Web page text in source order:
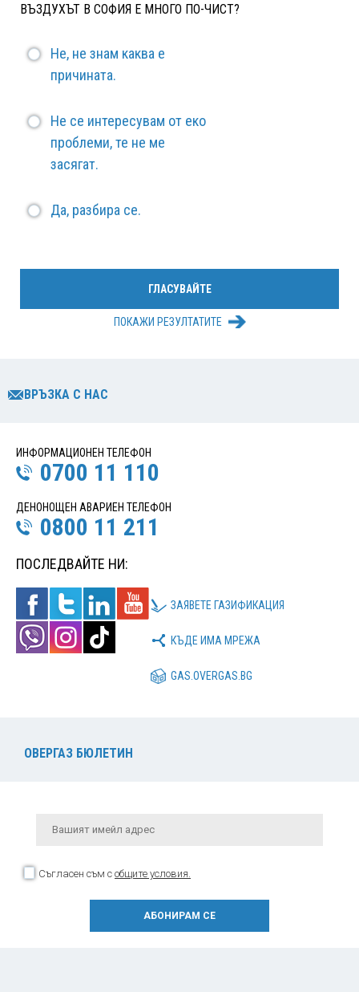
ВЪЗДУХЪТ В СОФИЯ Е МНОГО ПО-ЧИСТ?
Не, не знам каква е
причината.
Не се интересувам от еко
проблеми, те не ме
засягат.
Да, разбира се.
ПОКАЖИ РЕЗУЛТАТИТЕ
ВРЪЗКА С НАС
ИНФОРМАЦИОНЕН ТЕЛЕФОН
0700 11 110
ДЕНОНОЩЕН АВАРИЕН ТЕЛЕФОН
0800 11 211
ПОСЛЕДВАЙТЕ НИ:
ЗАЯВЕТЕ ГАЗИФИКАЦИЯ
КЪДЕ ИМА МРЕЖА
GAS.OVERGAS.BG
ОВЕРГАЗ БЮЛЕТИН
Съгласен съм с общите условия.